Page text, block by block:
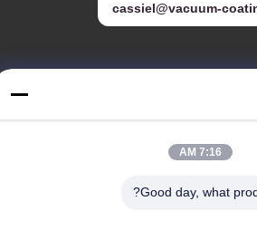
cassiel@vacuum-
7:16 AM
Good day, what